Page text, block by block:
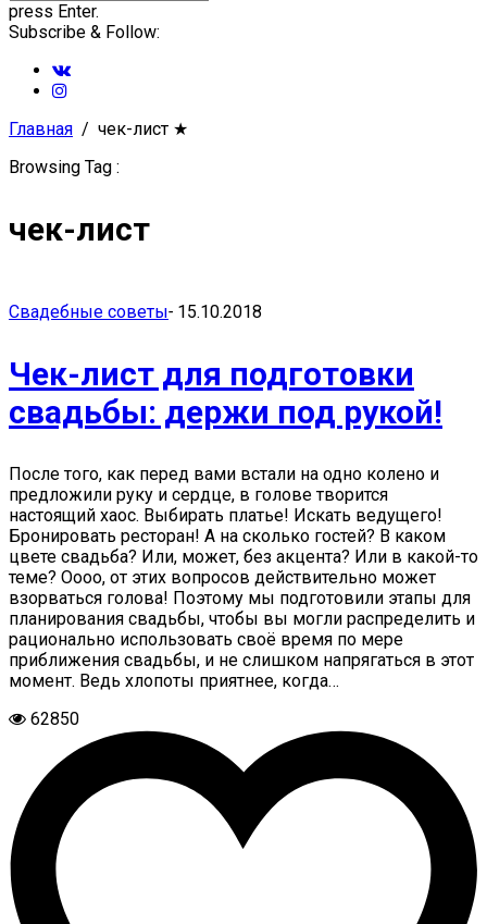
press Enter.
Subscribe & Follow:
Главная чек-лист ★
Browsing Tag :
чек-лист
Свадебные советы- 15.10.2018
Чек-лист для подготовки
свадьбы: держи под рукой!
После того, как перед вами встали на одно колено и
предложили руку и сердце, в голове творится
настоящий хаос. Выбирать платье! Искать ведущего!
Бронировать ресторан! А на сколько гостей? В каком
цвете свадьба? Или, может, без акцента? Или в какой-то
теме? Оооо, от этих вопросов действительно может
взорваться голова! Поэтому мы подготовили этапы для
планирования свадьбы, чтобы вы могли распределить и
рационально использовать своё время по мере
приближения свадьбы, и не слишком напрягаться в этот
момент. Ведь хлопоты приятнее, когда…
62850